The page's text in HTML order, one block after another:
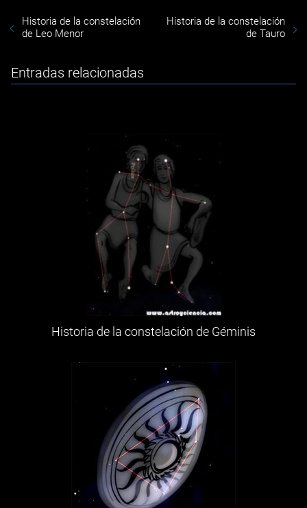
Historia de la constelación
de Leo Menor
Historia de la constelación
de Tauro
Entradas relacionadas
Historia de la constelación de Géminis